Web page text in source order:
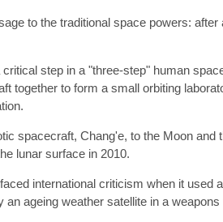
to the traditional space powers:
step in a "three-step" human
together to form a small orbiting
spacecraft, Chang'e, to the Moon and
lunar surface in 2010.
international criticism when it used
an ageing weather satellite in a weapons